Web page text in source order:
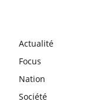
Actualité
Focus
Nation
Société